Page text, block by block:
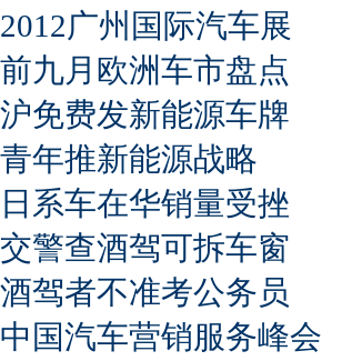
2012广州国际汽车展
前九月欧洲车市盘点
沪免费发新能源车牌
青年推新能源战略
日系车在华销量受挫
交警查酒驾可拆车窗
酒驾者不准考公务员
中国汽车营销服务峰会